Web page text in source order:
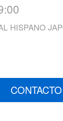
HISPANO
CONTACTO